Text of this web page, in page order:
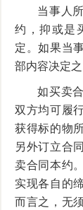
当事人
约，抑或是
定。如果当
部内容决定之
如买卖
双方均可履
获得标的物
另外订立合
卖合同本约
实现各自的
而言之，无